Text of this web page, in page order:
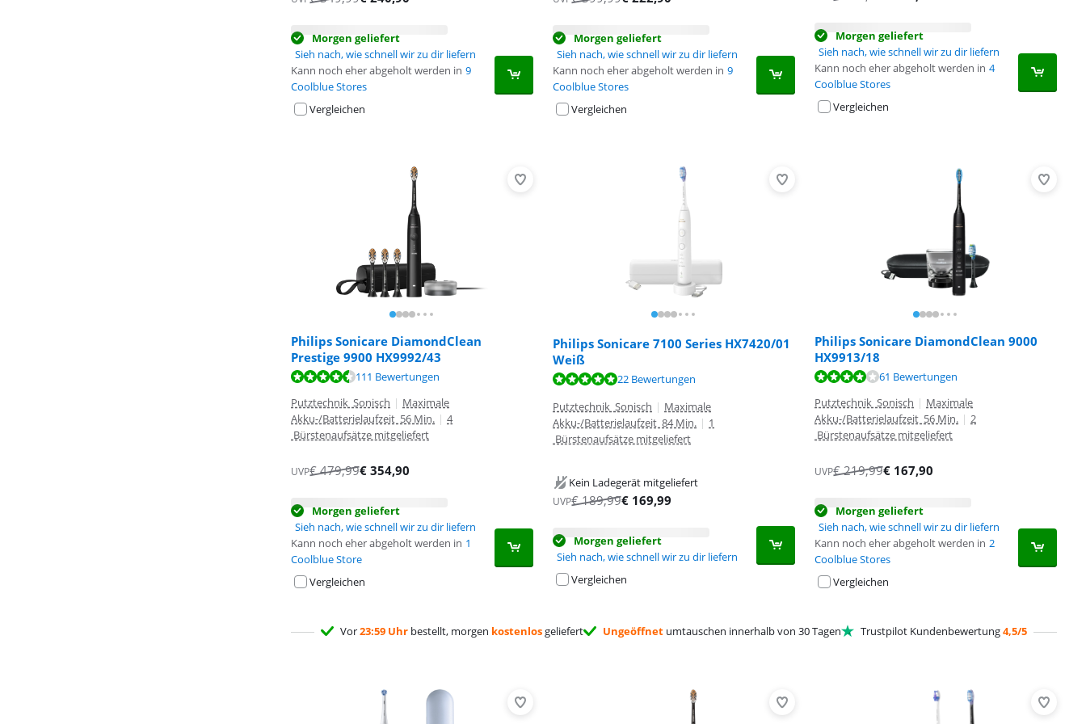
Morgen geliefert
Sieh nach, wie schnell wir zu dir liefern
Kann noch eher abgeholt werden in 9
Coolblue Stores
Vergleichen
Morgen geliefert
Sieh nach, wie schnell wir zu dir liefern
Kann noch eher abgeholt werden in 9
Coolblue Stores
Vergleichen
Morgen geliefert
Sieh nach, wie schnell wir zu dir liefern
Kann noch eher abgeholt werden in 4
Coolblue Stores
Vergleichen
Philips Sonicare DiamondClean
Prestige 9900 HX9992/43
Bewertet mit 8,7 von 10, basierend auf 111 Bewertungen.
111 Bewertungen
Putztechnik Sonisch | Maximale
Akku-/Batterielaufzeit 56 Min. | 4
Bürstenaufsätze mitgeliefert
UVP€479,99€ 354,90
Morgen geliefert
Sieh nach, wie schnell wir zu dir liefern
Kann noch eher abgeholt werden in 1
Coolblue Store
Vergleichen
Philips Sonicare 7100 Series HX7420/01
Weiß
Bewertet mit 9,6 von 10, basierend auf 22 Bewertungen.
22 Bewertungen
Putztechnik Sonisch | Maximale
Akku-/Batterielaufzeit 84 Min. | 1
Bürstenaufsätze mitgeliefert
Kein Ladegerät mitgeliefert
UVP€189,99€ 169,99
Morgen geliefert
Sieh nach, wie schnell wir zu dir liefern
Vergleichen
Philips Sonicare DiamondClean 9000
HX9913/18
Bewertet mit 8,1 von 10, basierend auf 61 Bewertungen.
61 Bewertungen
Putztechnik Sonisch | Maximale
Akku-/Batterielaufzeit 56 Min. | 2
Bürstenaufsätze mitgeliefert
UVP€219,99€ 167,90
Morgen geliefert
Sieh nach, wie schnell wir zu dir liefern
Kann noch eher abgeholt werden in 2
Coolblue Stores
Vergleichen
Vor23:59 Uhr bestellt, morgen kostenlosgeliefert Ungeöffnet umtauschen innerhalb von 30 Tagen Trustpilot Kundenbewertung4,5/5